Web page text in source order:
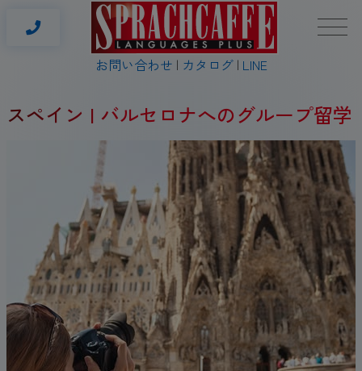
お問い合わせ カタログ LINE
スペイン | バルセロナへのグループ留学